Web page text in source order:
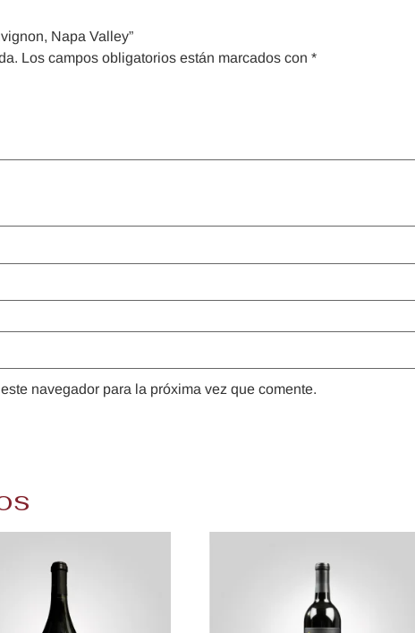
Napa Valley”
Los campos obligatorios están marcados con *
navegador para la próxima vez que comente.